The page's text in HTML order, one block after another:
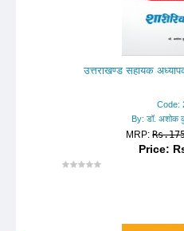
उत्तराखण्ड सहायक
Code:
By: डॉ. अशोक
MRP:
Price: